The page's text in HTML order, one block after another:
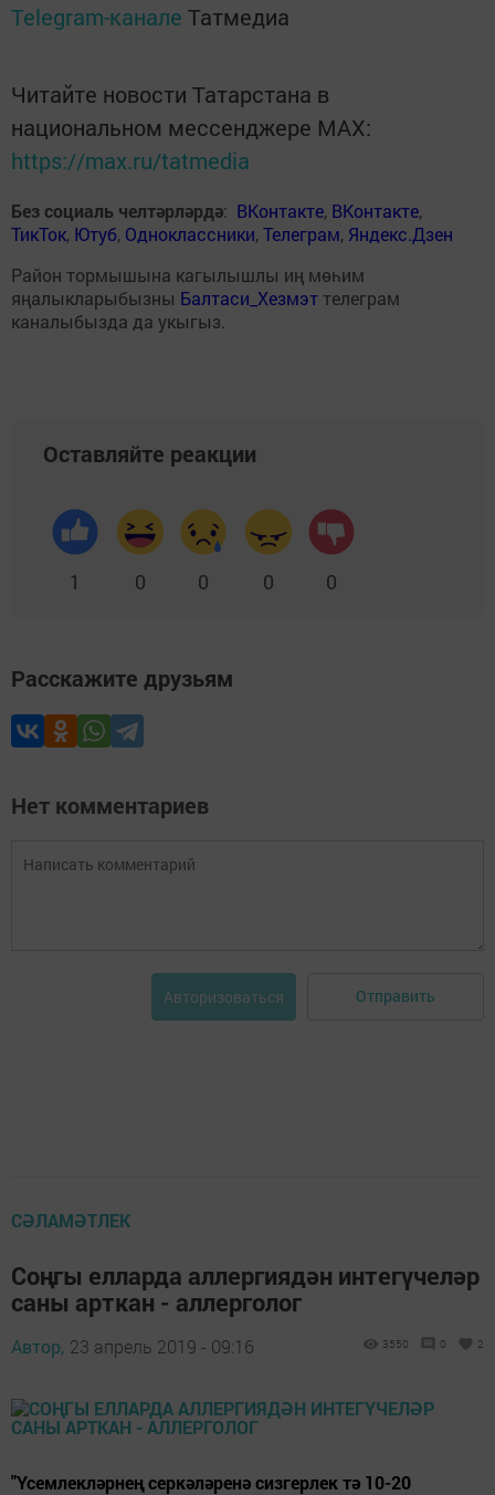
Telegram-канале Татмедиа
Читайте новости Татарстана в
национальном мессенджере MАХ:
https://max.ru/tatmedia
Без социаль челтәрләрдә: ВКонтакте, ВКонтакте,
ТикТок, Ютуб, Одноклассники,Телеграм, Яндекс.Дзен
Район тормышына кагылышлы иң мөһим
яңалыкларыбызны Балтаси_Хезмэт телеграм
каналыбызда да укыгыз.
Оставляйте реакции
1 0 0 0 0
Расскажите друзьям
Нет комментариев
Авторизоваться Отправить
СӘЛАМӘТЛЕК
Соңгы елларда аллергиядән интегүчеләр
саны арткан - аллерголог
Автор, 23 апрель 2019 - 09:16 3550 0 2
"Үсемлекләрнең серкәләренә сизгерлек тә 10-20